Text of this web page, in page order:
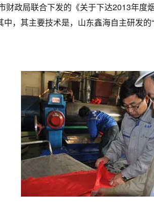
财政局联合下发的《关于下达2013年度
，其主要技术是，山东鑫海自主研发